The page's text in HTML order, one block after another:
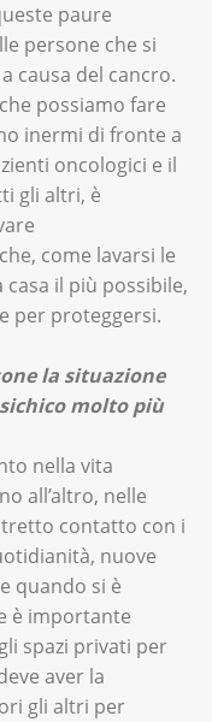
paure
persone che si
causa del cancro.
possiamo fare
inermi di fronte a
oncologici e il
gli altri, è
come lavarsi le
il più possibile,
per proteggersi.
la situazione
molto più
nella vita
all’altro, nelle
contatto con i
nuove
quando si è
è importante
spazi privati per
aver la
gli altri per